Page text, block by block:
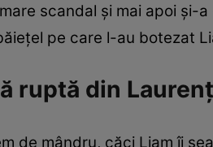
scandal și mai apoi și-
pe care l-au botezat
ruptă din
de mândru, căci Liam îi